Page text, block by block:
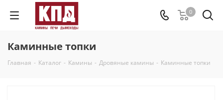
0
Каминные топки
Главная - Каталог - Камины - Дровяные камины - Каминные топки